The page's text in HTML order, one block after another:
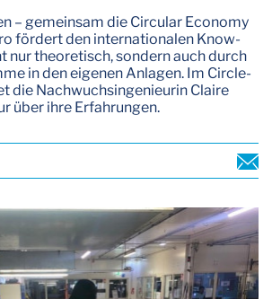
– gemeinsam die Circular Economy
fördert den internationalen Know-
nur theoretisch, sondern auch durch
in den eigenen Anlagen. Im Circle-
die Nachwuchsingenieurin Claire
über ihre Erfahrungen.